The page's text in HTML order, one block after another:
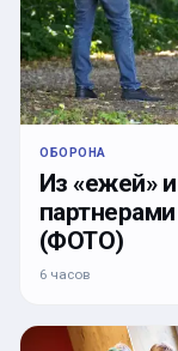
ОБОРОНА
Из «ежей»
(ФОТО)
6 часов